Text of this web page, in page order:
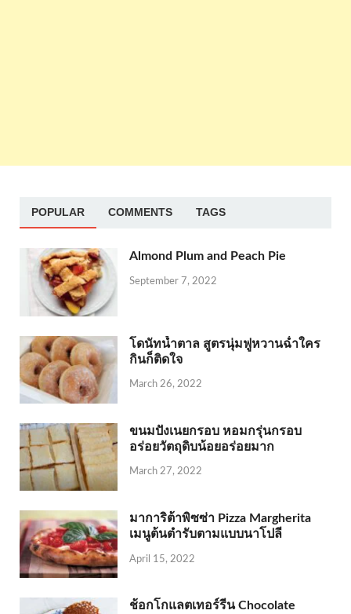
POPULAR COMMENTS TAGS
Almond Plum and Peach Pie
September 7, 2022
โดนัทน้ำตาล สูตรนุ่มฟูหวานฉ่ำใคร
กินก็ติดใจ
March 26, 2022
ขนมปังเนยกรอบ หอมกรุ่นกรอบ
อร่อยวัตถุดิบน้อยอร่อยมาก
March 27, 2022
มาการิต้าพิซซ่า Pizza Margherita
เมนูต้นตำรับตามแบบนาโปลี
April 15, 2022
ช้อกโกแลตเทอร์รีน Chocolate